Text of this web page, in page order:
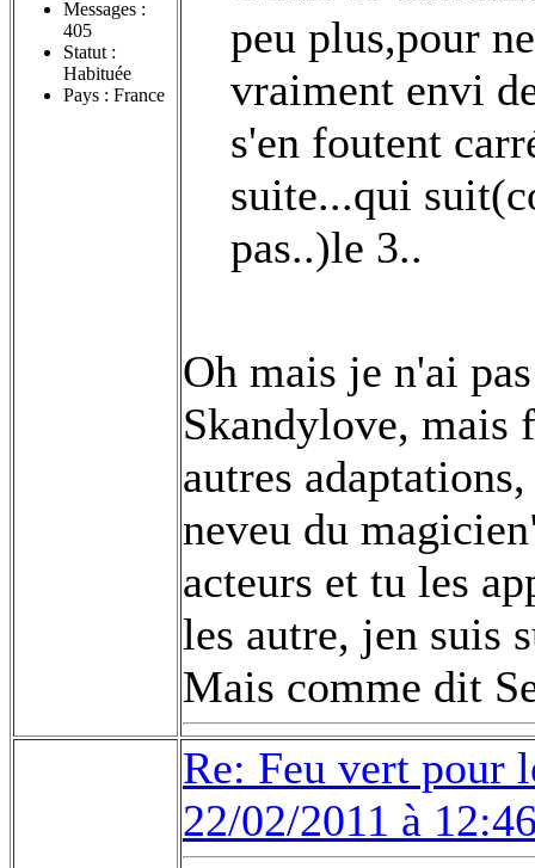
Messages :
405
Statut :
Habituée
Pays : France
peu plus,pour
vraiment envi
s'en foutent
suite...qui
pas..)le 3..
Oh mais je n'ai
Skandylove, mais
autres
neveu du
acteurs et tu les
les autre, jen suis
Mais comme dit
Re: Feu vert pour
22/02/2011 à